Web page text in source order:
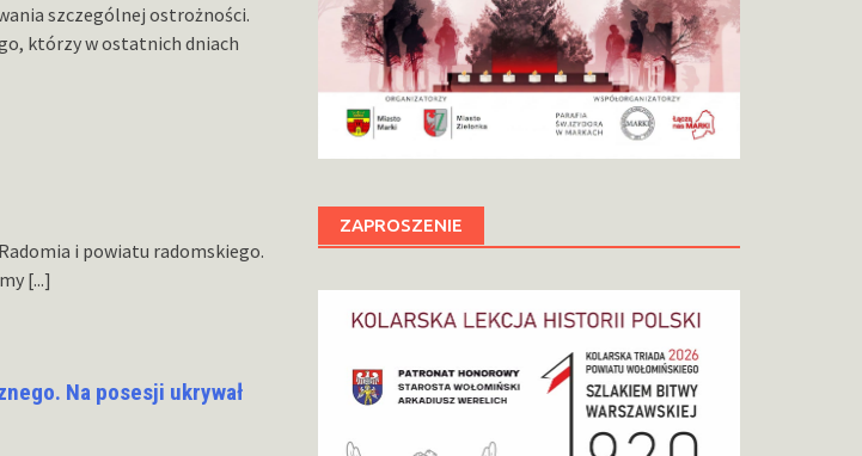
szczególnej ostrożności.
którzy w ostatnich dniach
i powiatu radomskiego.
[...]
Na posesji ukrywał
ZAPROSZENIE